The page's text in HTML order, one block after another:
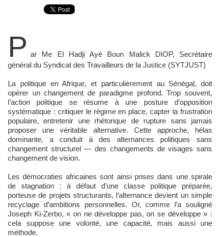
P ar Me El Hadji Ayé Boun Malick DIOP, Secrétaire
général du Syndicat des Travailleurs de la Justice (SYTJUST)
La politique en Afrique, et particulièrement au Sénégal, doit
opérer un changement de paradigme profond. Trop souvent,
l’action politique se résume à une posture d’opposition
systématique : critiquer le régime en place, capter la frustration
populaire, entretenir une rhétorique de rupture sans jamais
proposer une véritable alternative. Cette approche, hélas
dominante, a conduit à des alternances politiques sans
changement structurel — des changements de visages sans
changement de vision.
Les démocraties africaines sont ainsi prises dans une spirale
de stagnation : à défaut d’une classe politique préparée,
porteuse de projets structurants, l’alternance devient un simple
recyclage d’ambitions personnelles. Or, comme l’a souligné
Joseph Ki-Zerbo, « on ne développe pas, on se développe » :
cela suppose une volonté, une capacité, mais aussi une
méthode.